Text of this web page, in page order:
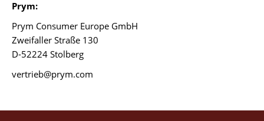
Prym:
Prym Consumer Europe GmbH
Zweifaller Straße 130
D-52224 Stolberg
vertrieb@prym.com